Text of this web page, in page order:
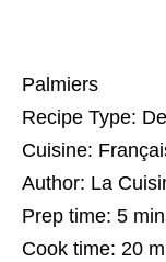
Palmiers
Recipe Type:
Cuisine:
Author: La
Prep time: 5
Cook time: 20